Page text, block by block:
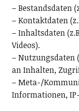
– Bestandsdaten
– Kontaktdaten
– Inhaltsdaten
Videos).
– Nutzungsdaten
an Inhalten,
– Meta-/
Informationen,